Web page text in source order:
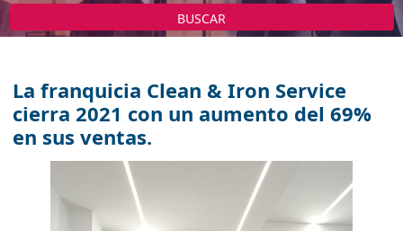
BUSCAR
La franquicia Clean & Iron Service
cierra 2021 con un aumento del 69%
en sus ventas.